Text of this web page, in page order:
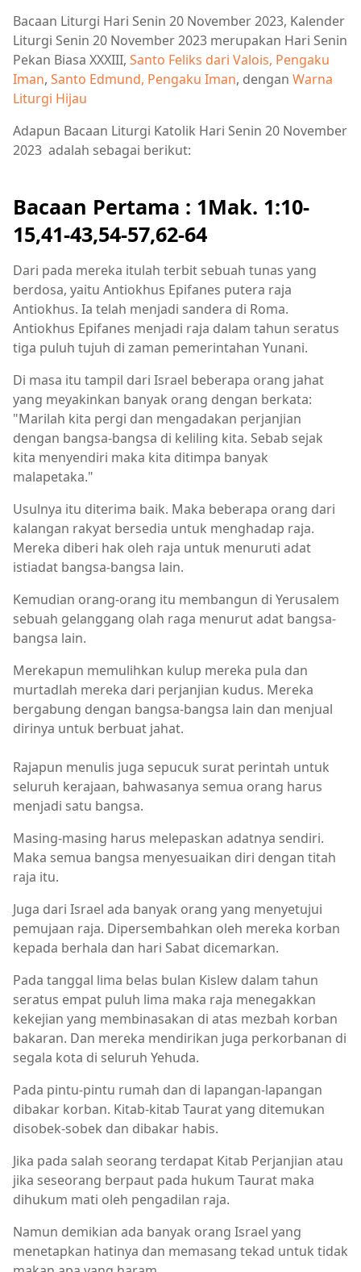
Bacaan Liturgi Hari Senin 20 November 2023, Kalender
Liturgi Senin 20 November 2023 merupakan Hari Senin
Pekan Biasa XXXIII, Santo Feliks dari Valois, Pengaku
Iman, Santo Edmund, Pengaku Iman, dengan Warna
Liturgi Hijau
Adapun Bacaan Liturgi Katolik Hari Senin 20 November
2023 adalah sebagai berikut:
Bacaan Pertama : 1Mak. 1:10-
15,41-43,54-57,62-64
Dari pada mereka itulah terbit sebuah tunas yang
berdosa, yaitu Antiokhus Epifanes putera raja
Antiokhus. Ia telah menjadi sandera di Roma.
Antiokhus Epifanes menjadi raja dalam tahun seratus
tiga puluh tujuh di zaman pemerintahan Yunani.
Di masa itu tampil dari Israel beberapa orang jahat
yang meyakinkan banyak orang dengan berkata:
"Marilah kita pergi dan mengadakan perjanjian
dengan bangsa-bangsa di keliling kita. Sebab sejak
kita menyendiri maka kita ditimpa banyak
malapetaka."
Usulnya itu diterima baik. Maka beberapa orang dari
kalangan rakyat bersedia untuk menghadap raja.
Mereka diberi hak oleh raja untuk menuruti adat
istiadat bangsa-bangsa lain.
Kemudian orang-orang itu membangun di Yerusalem
sebuah gelanggang olah raga menurut adat bangsa-
bangsa lain.
Merekapun memulihkan kulup mereka pula dan
murtadlah mereka dari perjanjian kudus. Mereka
bergabung dengan bangsa-bangsa lain dan menjual
dirinya untuk berbuat jahat.
Rajapun menulis juga sepucuk surat perintah untuk
seluruh kerajaan, bahwasanya semua orang harus
menjadi satu bangsa.
Masing-masing harus melepaskan adatnya sendiri.
Maka semua bangsa menyesuaikan diri dengan titah
raja itu.
Juga dari Israel ada banyak orang yang menyetujui
pemujaan raja. Dipersembahkan oleh mereka korban
kepada berhala dan hari Sabat dicemarkan.
Pada tanggal lima belas bulan Kislew dalam tahun
seratus empat puluh lima maka raja menegakkan
kekejian yang membinasakan di atas mezbah korban
bakaran. Dan mereka mendirikan juga perkorbanan di
segala kota di seluruh Yehuda.
Pada pintu-pintu rumah dan di lapangan-lapangan
dibakar korban. Kitab-kitab Taurat yang ditemukan
disobek-sobek dan dibakar habis.
Jika pada salah seorang terdapat Kitab Perjanjian atau
jika seseorang berpaut pada hukum Taurat maka
dihukum mati oleh pengadilan raja.
Namun demikian ada banyak orang Israel yang
menetapkan hatinya dan memasang tekad untuk tidak